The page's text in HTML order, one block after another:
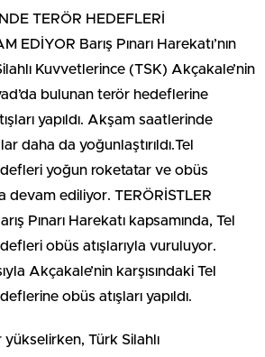
TERÖR HEDEFLERİ
EDİYOR Barış Pınarı Harekatı’nın
Kuvvetlerince (TSK) Akçakale’nin
bulunan terör hedeflerine
yapıldı. Akşam saatlerinde
daha da yoğunlaştırıldı.Tel
yoğun roketatar ve obüs
devam ediliyor. TERÖRİSTLER
Pınarı Harekatı kapsamında, Tel
obüs atışlarıyla vuruluyor.
Akçakale’nin karşısındaki Tel
obüs atışları yapıldı.
Türk Silahlı